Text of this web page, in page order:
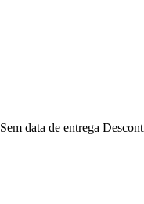
Sem data de entrega